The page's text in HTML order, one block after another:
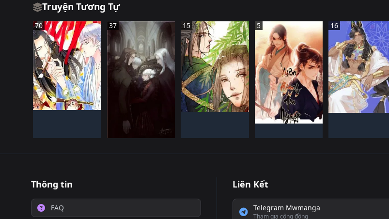
Truyện Tương Tự
70
TRUNG QUốC
ĐANG TIếN HàNH
37
TRUNG QUốC
15
TRUNG QUốC
ĐANG TIếN HàNH
5
TRUNG QUốC
ĐANG TIếN HàNH
16
TRUNG QUốC
ĐANG TIếN HàNH
Thông tin
FAQ
Liên Kết
Telegram Mwmanga
Tham gia cộng đồng